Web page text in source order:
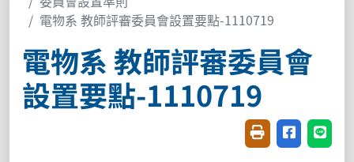
電物系 教師評審委員會設置要點-1110719
電物系 教師評審委員會
設置要點-1110719
友善列印(開新視
分享至臉書
分享